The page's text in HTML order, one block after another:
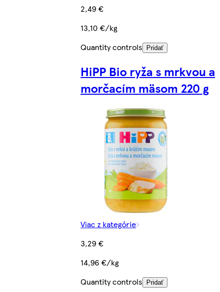
2,49 €
13,10 €/kg
Quantity controls
Pridať
HiPP Bio ryža s mrkvou a
morčacím mäsom 220 g
Viac z kategórie
3,29 €
14,96 €/kg
Quantity controls
Pridať